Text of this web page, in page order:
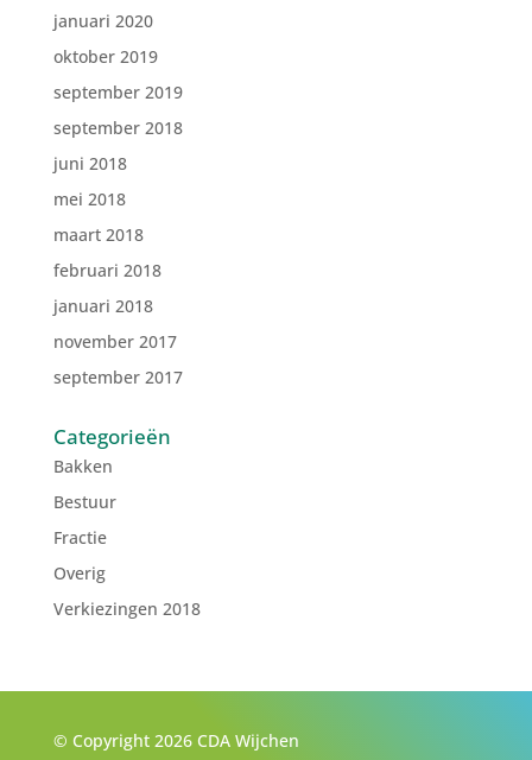
januari 2020
oktober 2019
september 2019
september 2018
juni 2018
mei 2018
maart 2018
februari 2018
januari 2018
november 2017
september 2017
Categorieën
Bakken
Bestuur
Fractie
Overig
Verkiezingen 2018
© Copyright 2026 CDA Wijchen